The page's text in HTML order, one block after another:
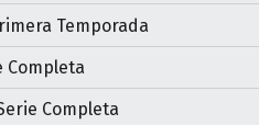
Temporada
Completa
Completa